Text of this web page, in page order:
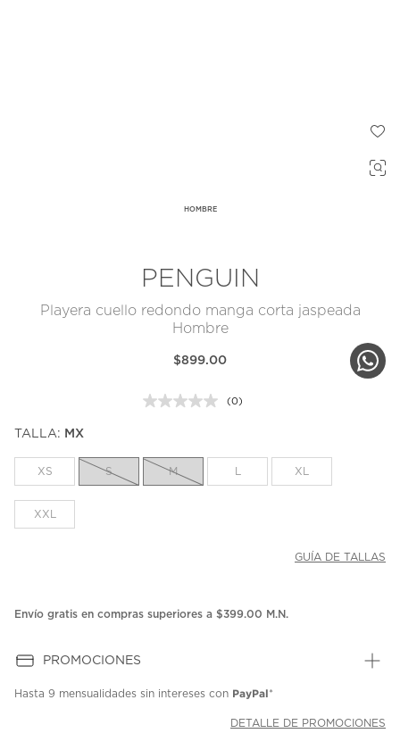
HOMBRE
PENGUIN
Playera cuello redondo manga corta jaspeada
Hombre
$899.00
Sin
la
misma
(0)
TALLA: MX
XS S M XL
XXL
GUÍA DE TALLAS
Envío gratis en compras superiores a $399.00 M.N.
PROMOCIONES
Hasta 9 mensualidades sin intereses con PayPal*
DETALLE DE PROMOCIONES